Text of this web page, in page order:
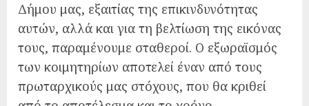
Δήμου μας, εξαιτίας της επικινδυνότητας
αυτών, αλλά και για τη βελτίωση της εικόνας
τους, παραμένουμε σταθεροί. Ο εξωραϊσμός
των κοιμητηρίων αποτελεί έναν από τους
πρωταρχικούς μας στόχους, που θα κριθεί